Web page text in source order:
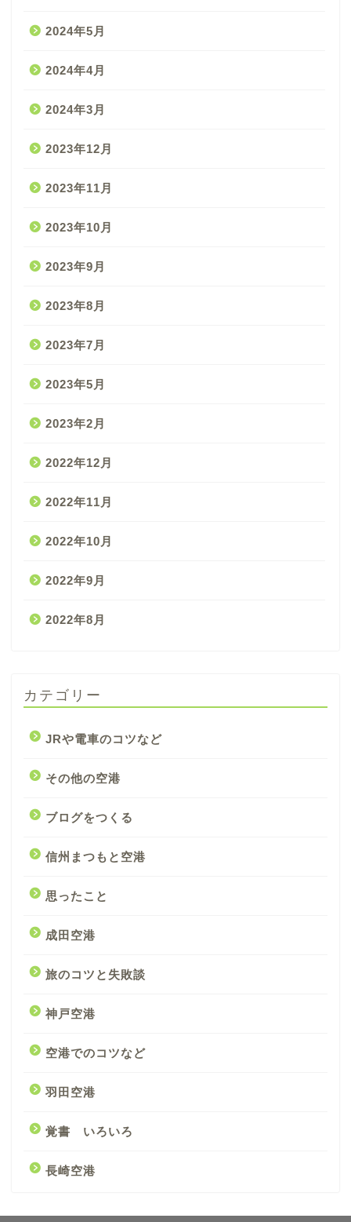
2024年5月
2024年4月
2024年3月
2023年12月
2023年11月
2023年10月
2023年9月
2023年8月
2023年7月
2023年5月
2023年2月
2022年12月
2022年11月
2022年10月
2022年9月
2022年8月
カテゴリー
JRや電車のコツなど
その他の空港
ブログをつくる
信州まつもと空港
思ったこと
成田空港
旅のコツと失敗談
神戸空港
空港でのコツなど
羽田空港
覚書 いろいろ
長崎空港